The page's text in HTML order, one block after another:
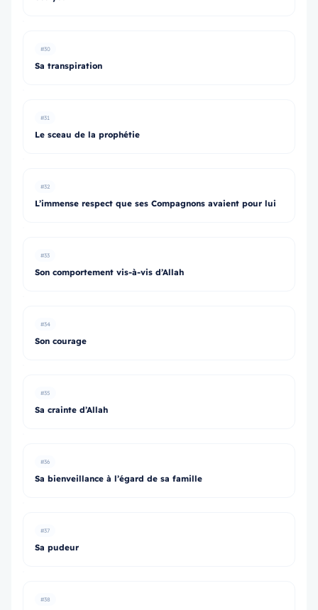
#30
Sa transpiration
#31
Le sceau de la prophétie
#32
L’immense respect que ses Compagnons avaient pour lui
#33
Son comportement vis-à-vis d’Allah
#34
Son courage
#35
Sa crainte d’Allah
#36
Sa bienveillance à l’égard de sa famille
#37
Sa pudeur
#38